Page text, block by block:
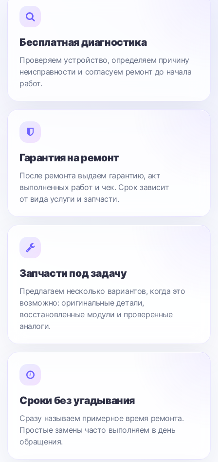
Бесплатная диагностика
Проверяем устройство, определяем причину
неисправности и согласуем ремонт до начала
работ.
Гарантия на ремонт
После ремонта выдаем гарантию, акт
выполненных работ и чек. Срок зависит
от вида услуги и запчасти.
Запчасти под задачу
Предлагаем несколько вариантов, когда это
возможно: оригинальные детали,
восстановленные модули и проверенные
аналоги.
Сроки без угадывания
Сразу называем примерное время ремонта.
Простые замены часто выполняем в день
обращения.